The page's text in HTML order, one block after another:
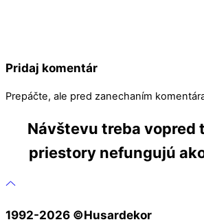
Pridaj komentár
Prepáčte, ale pred zanechaním
Návštevu treba vopred
priestory nefungujú
1992-2026 ©️Husardekor